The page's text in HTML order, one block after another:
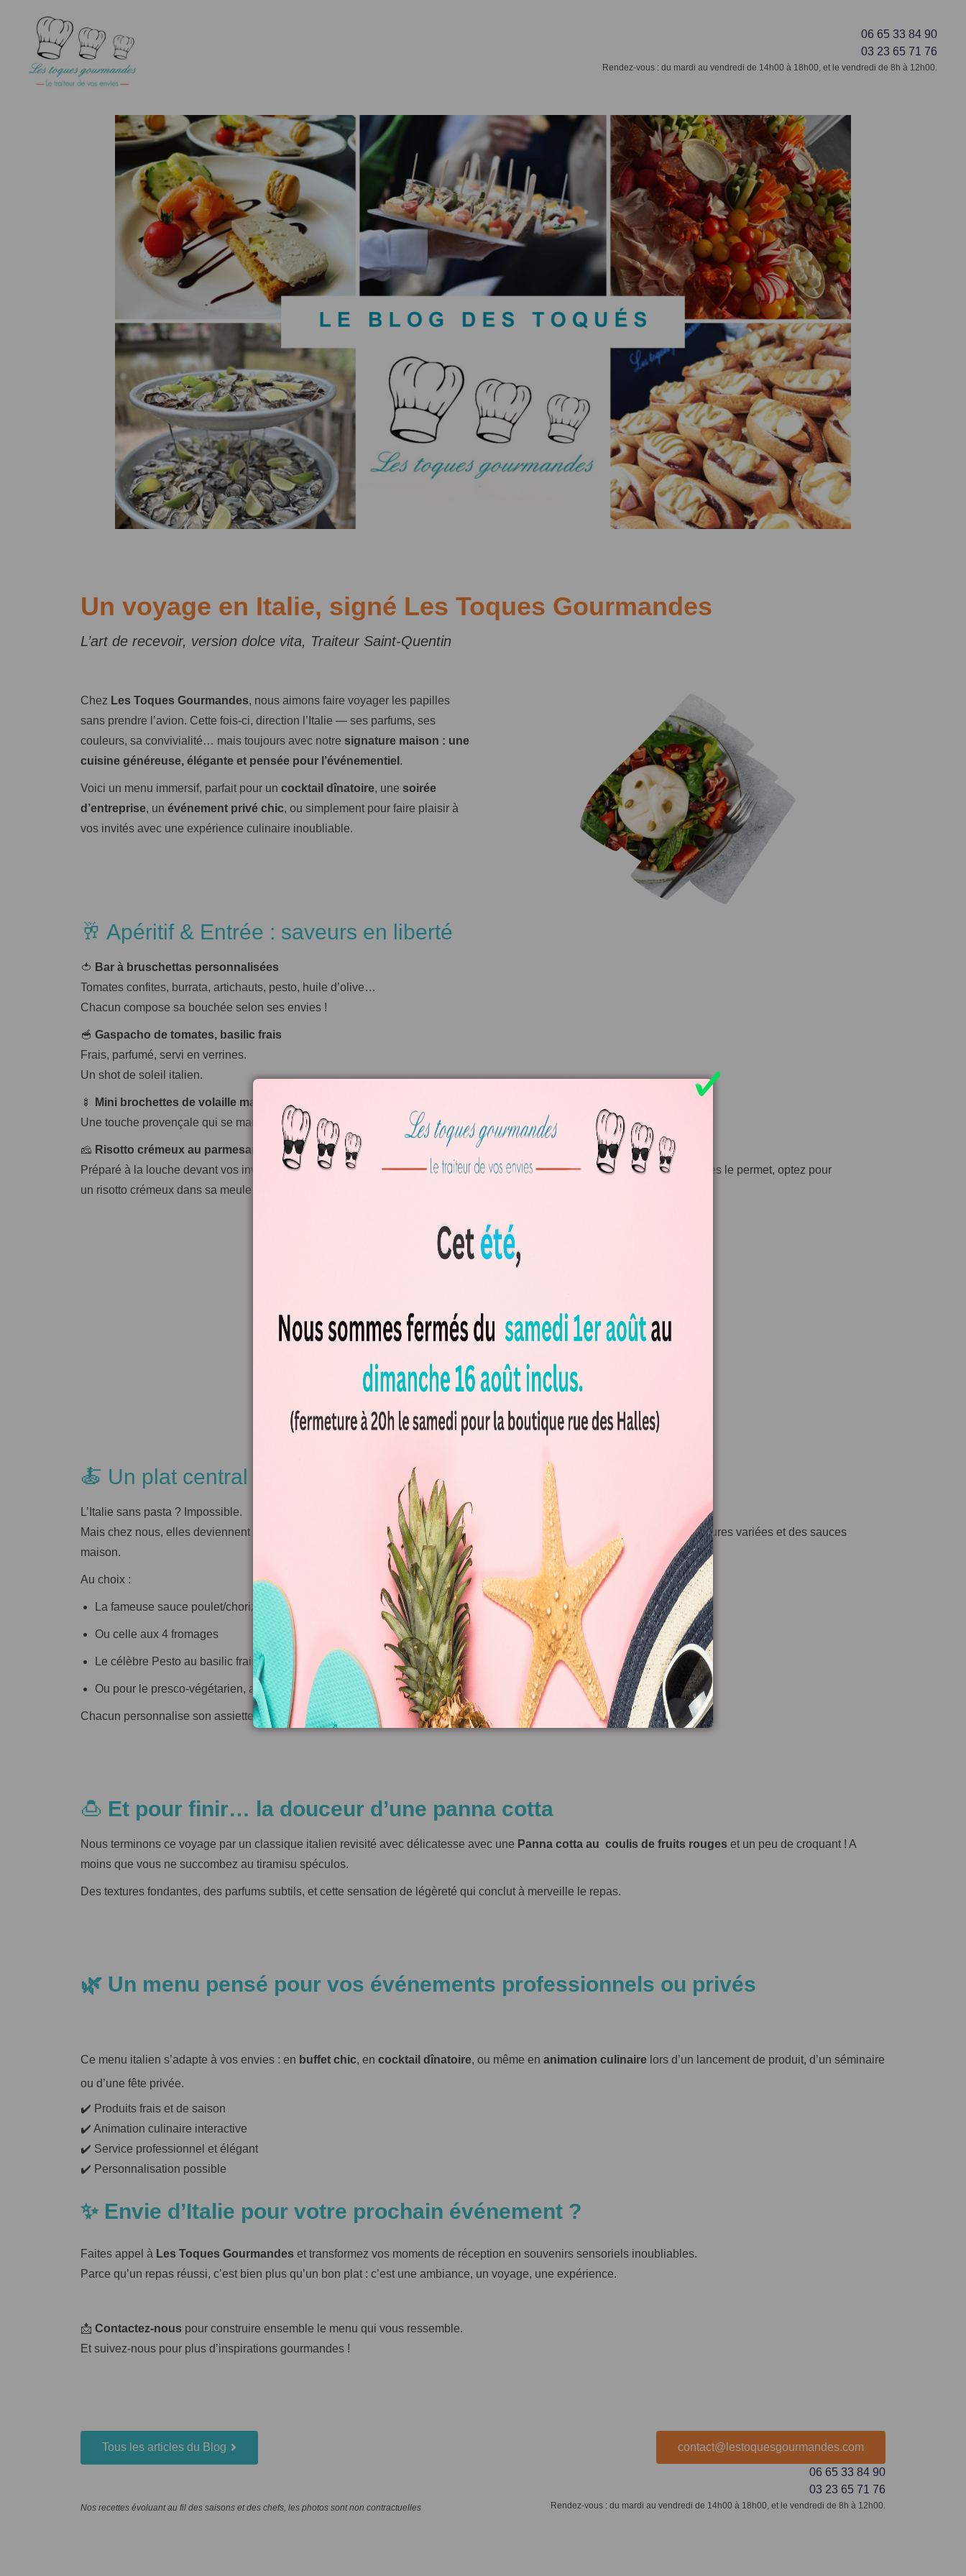
06 65 33 84 90
03 23 65 71 76
Rendez-vous : du mardi au vendredi de 14h00 à 18h00, et le vendredi de 8h à 12h00.
Un voyage en Italie, signé Les Toques Gourmandes
L’art de recevoir, version dolce vita, Traiteur Saint-Quentin
Chez Les Toques Gourmandes, nous aimons faire voyager les papilles
sans prendre l’avion. Cette fois-ci, direction l’Italie — ses parfums, ses
couleurs, sa convivialité… mais toujours avec notre signature maison : une
cuisine généreuse, élégante et pensée pour l’événementiel .
Voici un menu immersif, parfait pour un cocktail dînatoire, une soirée
d’entreprise, un événement privé chic, ou simplement pour faire plaisir à
vos invités avec une expérience culinaire inoubliable.
🥂 Apéritif & Entrée : saveurs en liberté
🍅 Bar à bruschettas personnalisées
Tomates confites, burrata, artichauts, pesto, huile d’olive…
Chacun compose sa bouchée selon ses envies !
🥣 Gaspacho de tomates, basilic frais
Frais, parfumé, servi en verrines.
Un shot de soleil italien.
🍢
Mini brochettes de volaille marinée aux herbes.
Une touche provençale qui se marie à merveille avec l’ambiance italienne, le tout à la plancha !
🧀 Risotto crémeux au parmesan
Préparé à la louche devant vos invités. Spectacle gourmand, parfum envoûtant, texture irrésistible. Et si le nombre de convives le permet, optez pour
un risotto crémeux dans sa meule de parmesan.
🍝 Un plat central en animation : le bar à pâtes minute
L’Italie sans pasta ? Impossible.
Mais chez nous, elles deviennent un
du repas : préparées minute, sous les yeux des invités, avec des garnitures variées et des sauces
maison.
Au choix :
La fameuse sauce poulet/chorizo
Ou celle aux 4 fromages
Le célèbre Pesto au basilic frais
Ou pour le presco-végétarien, avec du saumon.
Chacun personnalise son assiette selon ses goûts. Un moment à la fois interactif, festif, et ultra gourmand.
🍮 Et pour finir… la douceur d’une panna cotta
Nous terminons ce voyage par un classique italien revisité avec délicatesse avec une Panna cotta au coulis de fruits rouges et un peu de croquant ! A
moins que vous ne succombez au tiramisu spéculos.
Des textures fondantes, des parfums subtils, et cette sensation de légèreté qui conclut à merveille le repas.
🌿 Un menu pensé pour vos événements professionnels ou privés
Ce menu italien s’adapte à vos envies : en buffet chic, en cocktail dînatoire, ou même en animation culinaire lors d’un lancement de produit, d’un séminaire
ou d’une fête privée.
✔️ Produits frais et de saison
✔️ Animation culinaire interactive
✔️ Service professionnel et élégant
✔️ Personnalisation possible
✨ Envie d’Italie pour votre prochain événement ?
Faites appel à Les Toques Gourmandes et transformez vos moments de réception en souvenirs sensoriels inoubliables.
Parce qu’un repas réussi, c’est bien plus qu’un bon plat : c’est une ambiance, un voyage, une expérience.
📩 Contactez-nous pour construire ensemble le menu qui vous ressemble.
Et suivez-nous pour plus d’inspirations gourmandes !
Tous les articles du Blog
Nos recettes évoluant au fil des saisons et des chefs, les photos sont non contractuelles
contact@lestoquesgourmandes.com
06 65 33 84 90
03 23 65 71 76
Rendez-vous : du mardi au vendredi de 14h00 à 18h00, et le vendredi de 8h à 12h00.